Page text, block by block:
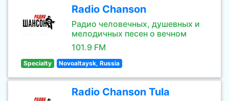
Radio Chanson
Радио человечных, душевных и
мелодичных песен о вечном
101.9 FM
Specialty Novoaltaysk, Russia
Radio Chanson Tula